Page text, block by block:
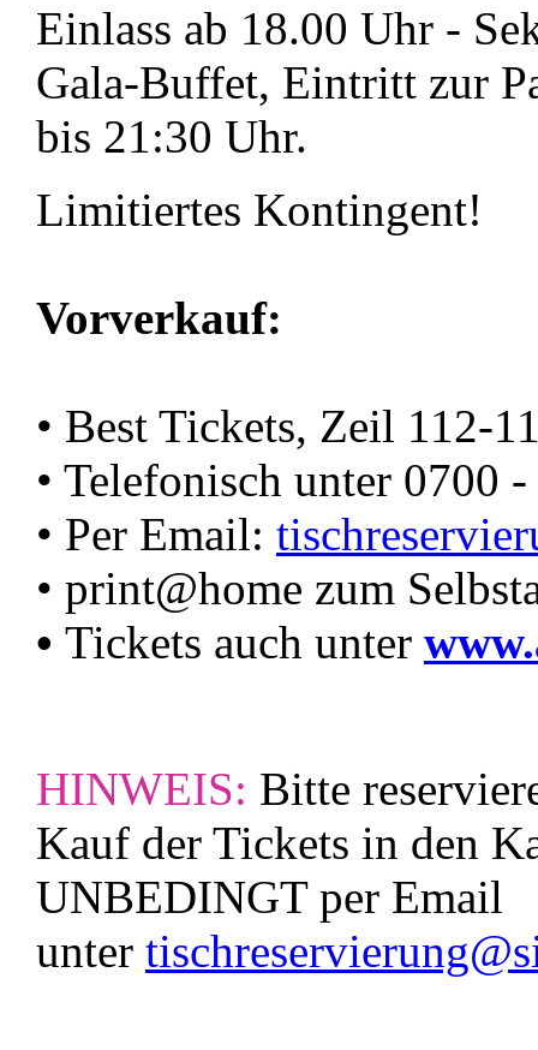
Einlass ab 18.00 Uhr -
Gala-Buffet, Eintritt zur
bis 21:30 Uhr.
Limitiertes Kontingent!
Vorverkauf:
• Best Tickets, Zeil 112-
• Telefonisch unter 0700
• Per Email:
• print@home zum
• Tickets auch unter
HINWEIS: Bitte
Kauf der Tickets in den
UNBEDINGT per Email
unter